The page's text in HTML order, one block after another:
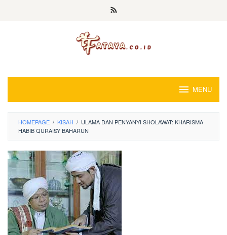
MENU
HOMEPAGE / KISAH / ULAMA DAN PENYANYI SHOLAWAT: KHARISMA
HABIB QURAISY BAHARUN